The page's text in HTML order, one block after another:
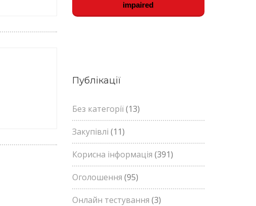
impaired
Публікації
Без категорії(13)
Закупівлі (11)
Корисна інформація (391)
Оголошення (95)
Онлайн тестування (3)